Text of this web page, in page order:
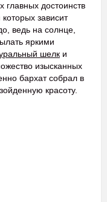
главных достоинств
которых зависит
ведь на солнце,
яркими
шелк и
изысканных
бархат собрал в
красоту.